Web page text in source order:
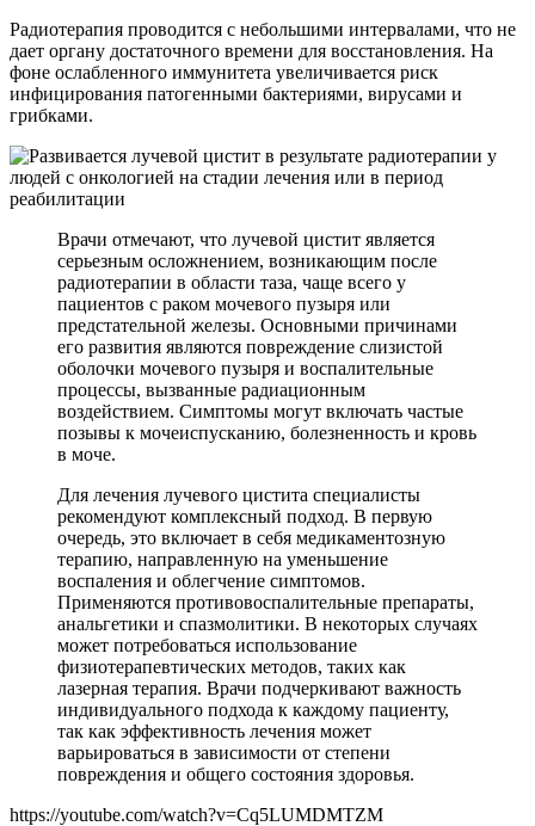
Радиотерапия проводится с небольшими интервалами, что не
дает органу достаточного времени для восстановления. На
фоне ослабленного иммунитета увеличивается риск
инфицирования патогенными бактериями, вирусами и
грибками.
Врачи отмечают, что лучевой цистит является
серьезным осложнением, возникающим после
радиотерапии в области таза, чаще всего у
пациентов с раком мочевого пузыря или
предстательной железы. Основными причинами
его развития являются повреждение слизистой
оболочки мочевого пузыря и воспалительные
процессы, вызванные радиационным
воздействием. Симптомы могут включать частые
позывы к мочеиспусканию, болезненность и кровь
в моче.
Для лечения лучевого цистита специалисты
рекомендуют комплексный подход. В первую
очередь, это включает в себя медикаментозную
терапию, направленную на уменьшение
воспаления и облегчение симптомов.
Применяются противовоспалительные препараты,
анальгетики и спазмолитики. В некоторых случаях
может потребоваться использование
физиотерапевтических методов, таких как
лазерная терапия. Врачи подчеркивают важность
индивидуального подхода к каждому пациенту,
так как эффективность лечения может
варьироваться в зависимости от степени
повреждения и общего состояния здоровья.
https://youtube.com/watch?v=Cq5LUMDMTZM